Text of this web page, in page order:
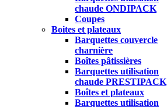
chaude ONDIPACK
Coupes
Boites et plateaux
Barquettes couvercle
charnière
Boîtes pâtissières
Barquettes utilisation
chaude PRESTIPACK
Boîtes et plateaux
Barquettes utilisation